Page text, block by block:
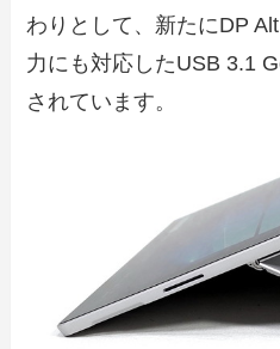
わりとして、新たにDP
力にも対応したUSB 3.1
されています。